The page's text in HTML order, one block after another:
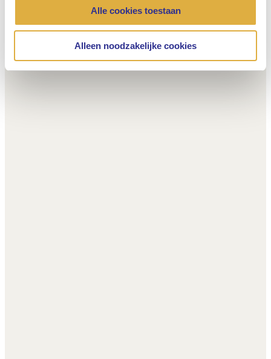
Alle cookies toestaan
Alleen noodzakelijke cookies